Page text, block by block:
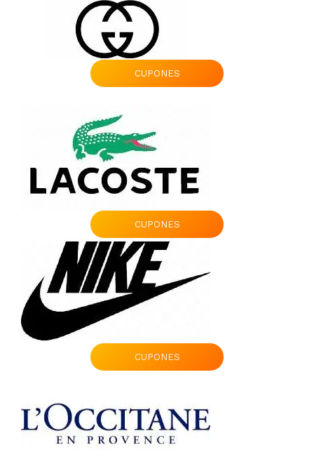
CUPONES
CUPONES
CUPONES